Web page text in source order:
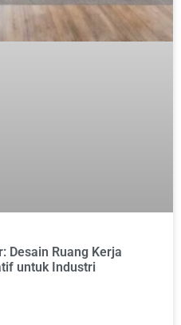
Desain Ruang Kerja
untuk Industri